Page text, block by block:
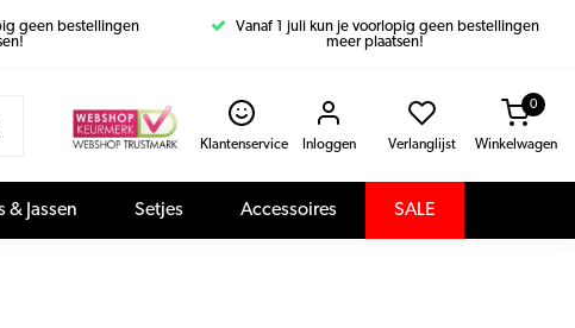
geen bestellingen
Vanaf 1 juli kun je voorlopig geen bestellingen
meer plaatsen!
Klantenservice Inloggen Verlanglijst Winkelwagen
0
& Jassen Setjes Accessoires SALE